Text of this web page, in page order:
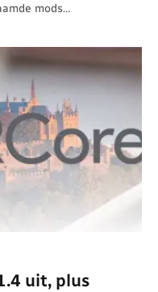
mods…
uit, plus